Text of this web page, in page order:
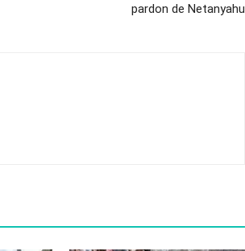
pardon de Netanyahu